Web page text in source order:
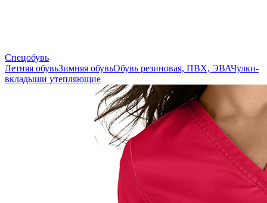
Спецобувь
Летняя обувьЗимняя обувьОбувь резиновая, ПВХ, ЭВАЧулки-
вкладыши утепляющие